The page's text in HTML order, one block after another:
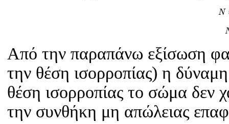
N
Από την παραπάνω εξίσωση
την θέση ισορροπίας) η
θέση ισορροπίας το σώμα δεν
την συνθήκη μη απώλειας